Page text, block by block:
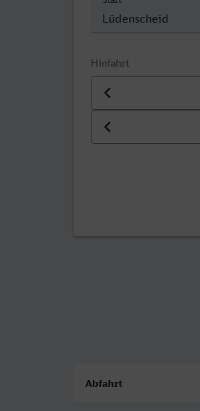
Hinfahrt
Datum der Hinfahrt
Uhrzeit der Hinfahrt
Abfahrt